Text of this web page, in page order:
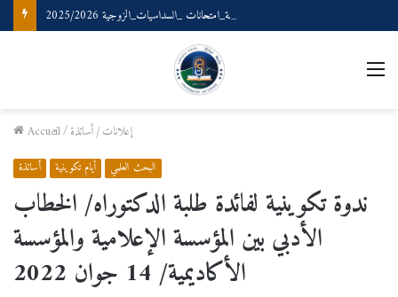
رزنامة_امتحانات _السداسيات_الزوجية 2025/2026
Accueil/ إعلانات/أساتذة
أساتذة أيام تكوينية البحث العلمي
ندوة تكوينية لفائدة طلبة الدكتوراه/ الخطاب
الأدبي بين المؤسسة الإعلامية والمؤسسة
الأكاديمية/ 14 جوان 2022